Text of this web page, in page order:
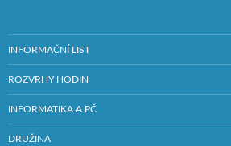
INFORMAČNÍ LIST
ROZVRHY HODIN
INFORMATIKA A PČ
DRUŽINA